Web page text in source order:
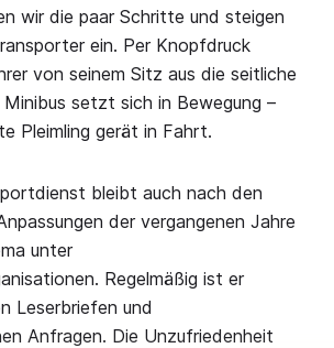
wir die paar Schritte und steigen
ein. Per Knopfdruck
von seinem Sitz aus die seitliche
setzt sich in Bewegung –
Pleimling gerät in Fahrt.
bleibt auch nach den
der vergangenen Jahre
unter
Regelmäßig ist er
Leserbriefen und
Anfragen. Die Unzufriedenheit